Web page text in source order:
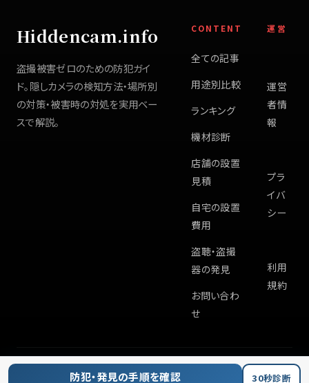
Hiddencam.info
盗撮被害ゼロのための防犯ガイ
ド。隠しカメラの検知方法・場所別
の対策・被害時の対処を実用ベー
スで解説。
CONTENT
全ての記事
用途別比較
ランキング
機材診断
店舗の設置
見積
自宅の設置
費用
盗聴・盗撮
器の発見
お問い合わ
せ
運営
運営
者情
報
プラ
イバ
シー
利用
規約
©2026Hiddencam.info
防犯・発見の手順を確認 30秒診断